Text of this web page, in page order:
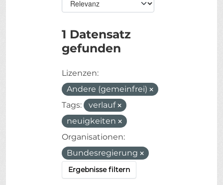
1 Datensatz
gefunden
Lizenzen:
Andere (gemeinfrei)
Tags:
verlauf
neuigkeiten
Organisationen:
Bundesregierung
Ergebnisse filtern